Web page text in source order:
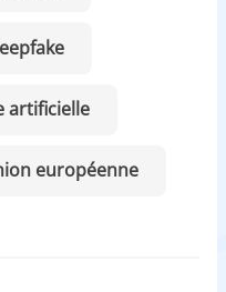
artificielle
européenne